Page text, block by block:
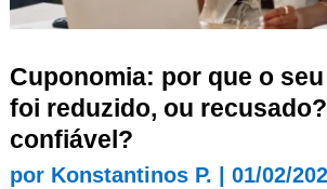
Cuponomia: por que o
foi reduzido, ou
confiável?
por Konstantinos P. 01/02/